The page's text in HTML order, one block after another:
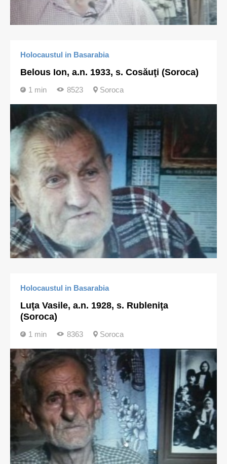
Holocaustul in Basarabia
Belous Ion, a.n. 1933, s. Cosăuţi (Soroca)
1 min 8523 Soroca
Holocaustul in Basarabia
Luţa Vasile, a.n. 1928, s. Rubleniţa
(Soroca)
1 min 8363 Soroca